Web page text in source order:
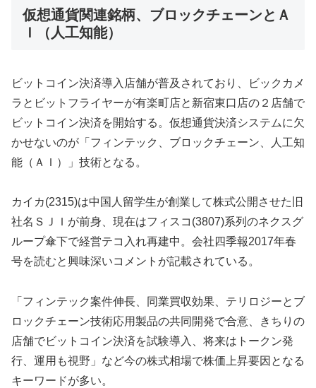
仮想通貨関連銘柄、ブロックチェーンとＡ
Ｉ（人工知能）
ビットコイン決済導入店舗が普及されており、ビックカメ
ラとビットフライヤーが有楽町店と新宿東口店の２店舗で
ビットコイン決済を開始する。仮想通貨決済システムに欠
かせないのが「フィンテック、ブロックチェーン、人工知
能（ＡＩ）」技術となる。
カイカ(2315)は中国人留学生が創業して株式公開させた旧
社名ＳＪＩが前身、現在はフィスコ(3807)系列のネクスグ
ループ傘下で経営テコ入れ再建中。会社四季報2017年春
号を読むと興味深いコメントが記載されている。
「フィンテック案件伸長、同業買収効果、テリロジーとブ
ロックチェーン技術応用製品の共同開発で合意、きちりの
店舗でビットコイン決済を試験導入、将来はトークン発
行、運用も視野」など今の株式相場で株価上昇要因となる
キーワードが多い。